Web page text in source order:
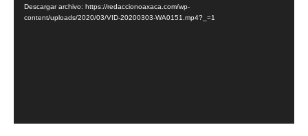
vídeo
Descargar archivo: https://redaccionoaxaca.com/wp-
content/uploads/2020/03/VID-20200303-WA0151.mp4?_=1